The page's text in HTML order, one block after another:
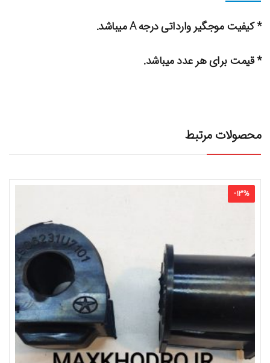
* کیفیت موجگیر وارداتی درجه A میباشد.
* قیمت برای هر عدد میباشد.
محصولات مرتبط
-13%